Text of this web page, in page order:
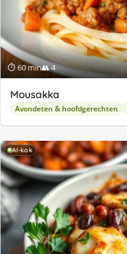
⏱ 60 min👥 4
Mousakka
Avondeten & hoofdgerechten
AI-kok